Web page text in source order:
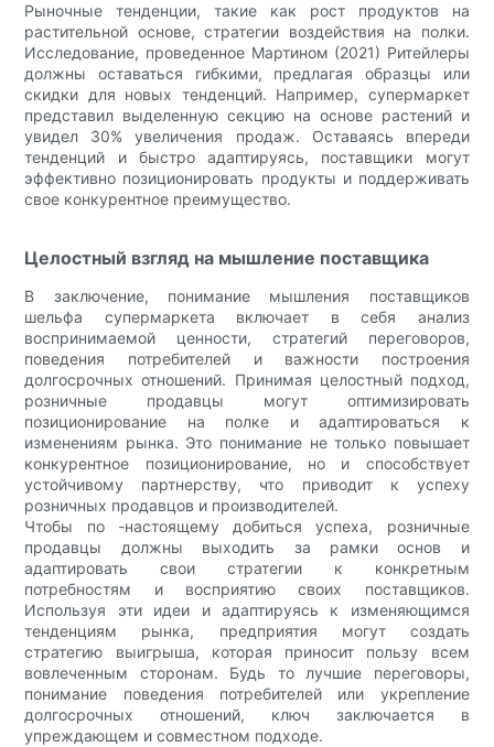
Рыночные тенденции, такие как рост продуктов на
растительной основе, стратегии воздействия на полки.
Исследование, проведенное Мартином (2021) Ритейлеры
должны оставаться гибкими, предлагая образцы или
скидки для новых тенденций. Например, супермаркет
представил выделенную секцию на основе растений и
увидел 30% увеличения продаж. Оставаясь впереди
тенденций и быстро адаптируясь, поставщики могут
эффективно позиционировать продукты и поддерживать
свое конкурентное преимущество.
Целостный взгляд на мышление поставщика
В заключение, понимание мышления поставщиков
шельфа супермаркета включает в себя анализ
воспринимаемой ценности, стратегий переговоров,
поведения потребителей и важности построения
долгосрочных отношений. Принимая целостный подход,
розничные продавцы могут оптимизировать
позиционирование на полке и адаптироваться к
изменениям рынка. Это понимание не только повышает
конкурентное позиционирование, но и способствует
устойчивому партнерству, что приводит к успеху
розничных продавцов и производителей.
Чтобы по -настоящему добиться успеха, розничные
продавцы должны выходить за рамки основ и
адаптировать свои стратегии к конкретным
потребностям и восприятию своих поставщиков.
Используя эти идеи и адаптируясь к изменяющимся
тенденциям рынка, предприятия могут создать
стратегию выигрыша, которая приносит пользу всем
вовлеченным сторонам. Будь то лучшие переговоры,
понимание поведения потребителей или укрепление
долгосрочных отношений, ключ заключается в
упреждающем и совместном подходе.